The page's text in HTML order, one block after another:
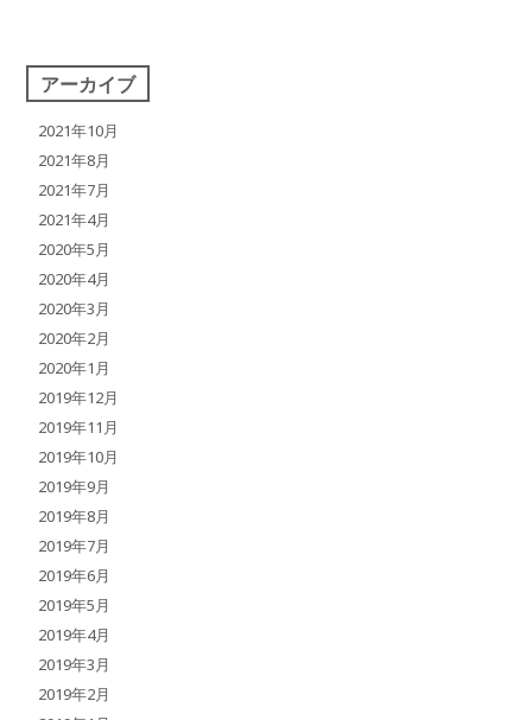
アーカイブ
2021年10月
2021年8月
2021年7月
2021年4月
2020年5月
2020年4月
2020年3月
2020年2月
2020年1月
2019年12月
2019年11月
2019年10月
2019年9月
2019年8月
2019年7月
2019年6月
2019年5月
2019年4月
2019年3月
2019年2月